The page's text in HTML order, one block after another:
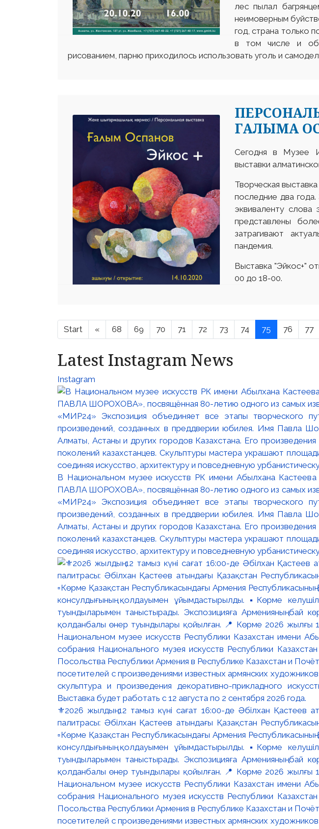
лес пылал
неимоверным
год, страна только
в том числе и
рисованием, парню приходилось использовать уголь и
ГАЛЫМА
Сегодня в Музее
выставки
Творческая
последние два
эквиваленту
представлены
затрагивают
пандемия.
Выставка "Эйкос+"
00 до 18-00.
Start « 68 69 70 71 72 73 74 75 76 77
Latest Instagram News
Instagram
В Национальном музее искусств РК имени Абылхана
ПАВЛА ШОРОХОВА», посвящённая 80-летию одного из самых
«МИР24» Экспозиция объединяет все этапы творческого
произведений, созданных в преддверии юбилея. Имя Павла
Алматы, Астаны и других городов Казахстана. Его
поколений казахстанцев. Скульптуры мастера украшают
соединяя искусство, архитектуру и повседневную
⚜️2026 жылдың 12 тамыз күні сағат 16:00-де Әбілхан Қастеев
палитрасы: Әбілхан Қастеев атындағы Қазақстан
▫️Көрме Қазақстан Республикасындағы Армения Республикасының
консулдығының қолдауымен ұйымдастырылды. ▪️Көрме
туындыларымен таныстырады. Экспозицияға Арменияның бай
қолданбалы өнер туындылары қойылған. 📍 Көрме 2026 жылғы
Национальном музее искусств Республики Казахстан имени
собрания Национального музея искусств Республики
Посольства Республики Армения в Республике Казахстан и
посетителей с произведениями известных армянских